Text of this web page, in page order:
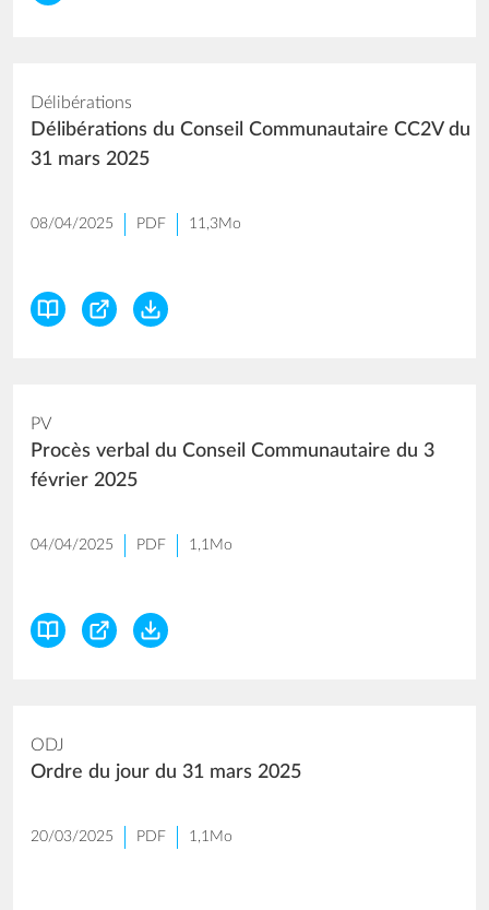
Délibérations
Délibérations du Conseil Communautaire CC2V du
31 mars 2025
08/04/2025 PDF 11,3Mo
PV
Procès verbal du Conseil Communautaire du 3
février 2025
04/04/2025 PDF 1,1Mo
ODJ
Ordre du jour du 31 mars 2025
20/03/2025 PDF 1,1Mo